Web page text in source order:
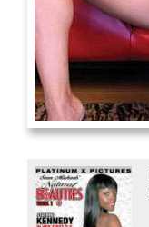
Internal Explosionen